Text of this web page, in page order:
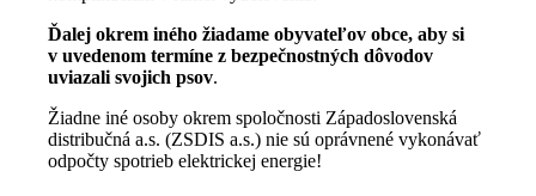
Ďalej okrem iného žiadame obyvateľov obce, aby si
v uvedenom termíne z bezpečnostných dôvodov
uviazali svojich psov.
Žiadne iné osoby okrem spoločnosti Západoslovenská
distribučná a.s. (ZSDIS a.s.) nie sú oprávnené vykonávať
odpočty spotrieb elektrickej energie!